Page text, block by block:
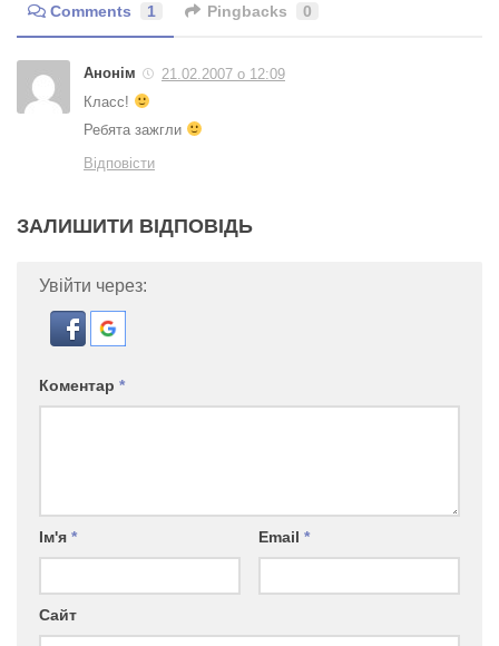
Comments 1 Pingbacks 0
Анонім
21.02.2007 о 12:09
Класс!
Ребята зажгли
Відповісти
ЗАЛИШИТИ ВІДПОВІДЬ
Увійти через:
Коментар *
Ім'я * Email *
Сайт